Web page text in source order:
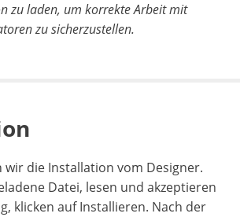
zu laden, um korrekte Arbeit mit
zu sicherzustellen.
wir die Installation vom Designer.
Datei, lesen und akzeptieren
klicken auf Installieren. Nach der